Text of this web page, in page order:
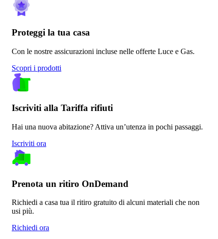
Proteggi la tua casa
Con le nostre assicurazioni incluse nelle offerte Luce e Gas.
Scopri i prodotti
Iscriviti alla Tariffa rifiuti
Hai una nuova abitazione? Attiva un’utenza in pochi passaggi.
Iscriviti ora
Prenota un ritiro OnDemand
Richiedi a casa tua il ritiro gratuito di alcuni materiali che non
usi più.
Richiedi ora